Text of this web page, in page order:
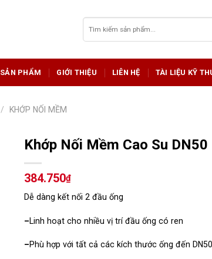
kiếm:
SẢN PHẨM GIỚI THIỆU LIÊN HỆ TÀI LIỆU KỸ
/
KHỚP NỐI MỀM
Khớp Nối Mềm Cao Su DN50
384.750₫
Dễ dàng kết nối 2 đầu ống
–Linh hoạt cho nhiều vị trí đầu ống có ren
–Phù hợp với tất cả các kích thước ống đến DN50